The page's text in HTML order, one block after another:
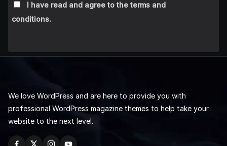
I have read and agree to the terms and
conditions.
We love WordPress and are here to provide you with
professional WordPress magazine themes to help take your
website to the next level.